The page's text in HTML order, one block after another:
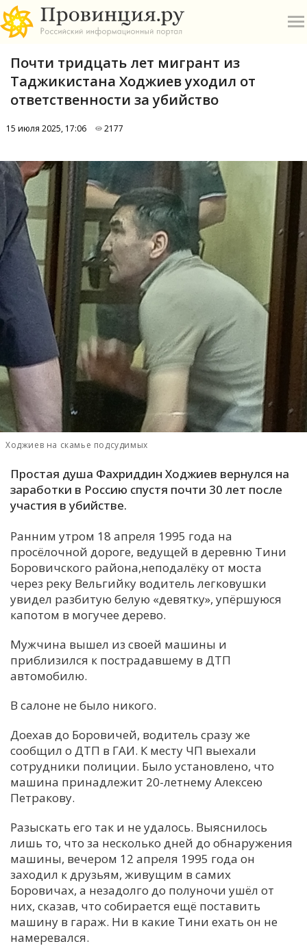
А
В
Е
И
Н
П
Р
С
Т
У
Ч
Я
Почти тридцать лет мигрант из
Таджикистана Ходжиев уходил от
ответственности за убийство
15 июля 2025, 17:06 2177
Ходжиев на скамье подсудимых
Простая душа Фахриддин Ходжиев вернулся на
заработки в Россию спустя почти 30 лет после
участия в убийстве.
Ранним утром 18 апреля 1995 года на
просёлочной дороге, ведущей в деревню Тини
Боровичского района,неподалёку от моста
через реку Вельгийку водитель легковушки
увидел разбитую белую «девятку», упёршуюся
капотом в могучее дерево.
Мужчина вышел из своей машины и
приблизился к пострадавшему в ДТП
автомобилю.
В салоне не было никого.
Доехав до Боровичей, водитель сразу же
сообщил о ДТП в ГАИ. К месту ЧП выехали
сотрудники полиции. Было установлено, что
машина принадлежит 20-летнему Алексею
Петракову.
Разыскать его так и не удалось. Выяснилось
лишь то, что за несколько дней до обнаружения
машины, вечером 12 апреля 1995 года он
заходил к друзьям, живущим в самих
Боровичах, а незадолго до полуночи ушёл от
них, сказав, что собирается ещё поставить
машину в гараж. Ни в какие Тини ехать он не
намеревался.